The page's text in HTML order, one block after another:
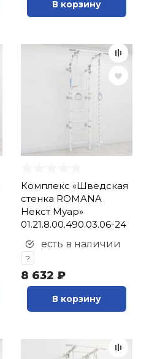
В корзину
Комплекс «Шведская
стенка ROMANA
Некст Муар»
01.21.8.00.490.03.06-24
есть в наличии
?
8 632 ₽
В корзину